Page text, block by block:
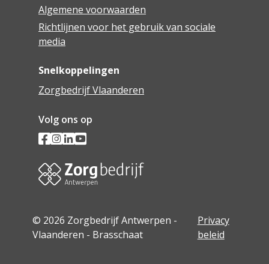
Algemene voorwaarden
Richtlijnen voor het gebruik van sociale
media
Snelkoppelingen
Zorgbedrijf Vlaanderen
Volg ons op
© 2026 Zorgbedrijf Antwerpen -
Vlaanderen - Brasschaat
Privacy
beleid